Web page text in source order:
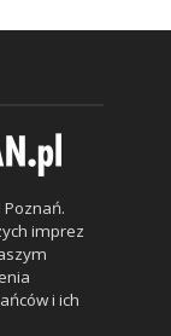
imprez
i ich